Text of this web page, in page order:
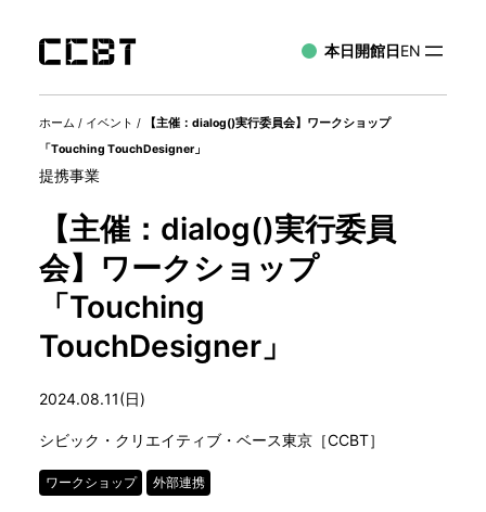
本日開館日EN
ホーム / イベント /
【主催：dialog()実行委員会】ワークショップ
「Touching TouchDesigner」
提携事業
【主催：dialog()実行委員
会】ワークショップ
「Touching
TouchDesigner」
2024.08.11(日)
シビック・クリエイティブ・ベース東京［CCBT］
ワークショップ 外部連携